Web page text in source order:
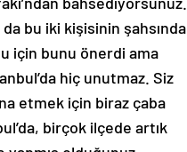
bu iki kişisinin şahsında
için bunu önerdi ama
hiç unutmaz. Siz
etmek için biraz çaba
birçok ilçede artık
yapmış olduğunuz